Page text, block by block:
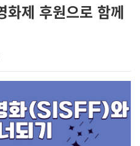
제 후원으로 함께